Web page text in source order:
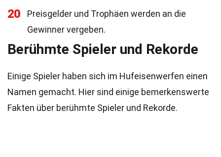
20
Preisgelder und Trophäen werden an die
Gewinner vergeben.
Berühmte Spieler und Rekorde
Einige Spieler haben sich im Hufeisenwerfen einen
Namen gemacht. Hier sind einige bemerkenswerte
Fakten über berühmte Spieler und Rekorde.